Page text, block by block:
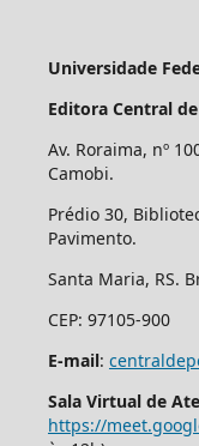
Universidade
Editora Central
Av. Roraima, nº
Camobi.
Prédio 30,
Pavimento.
Santa Maria, RS.
CEP: 97105-900
E-mail:
Sala Virtual de
https://